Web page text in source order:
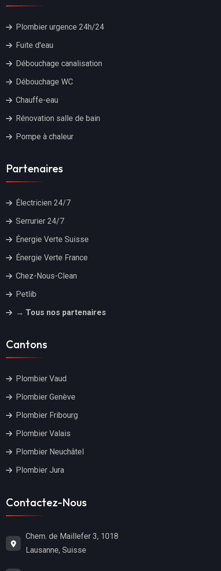
Plombier urgence 24h/24
Fuite d'eau
Débouchage canalisation
Débouchage WC
Chauffe-eau
Rénovation salle de bain
Pompe à chaleur
Partenaires
Électricien 24/7
Serrurier 24/7
Énergie Verte Suisse
Énergie Verte France
Chez-Nous-Clean
Petlib
→ Tous nos partenaires
Cantons
Plombier Vaud
Plombier Genève
Plombier Fribourg
Plombier Valais
Plombier Neuchâtel
Plombier Jura
Contactez-Nous
Chem. de Maillefer 3, 1018
Lausanne, Suisse